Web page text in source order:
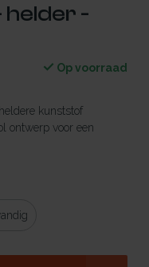
helder -
Op voorraad
kunststof
ontwerp voor een